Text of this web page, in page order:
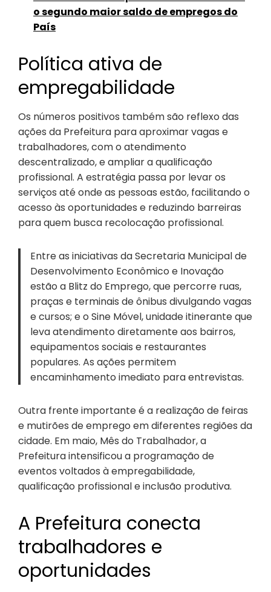
o segundo maior saldo de empregos do
País
Política ativa de
empregabilidade
Os números positivos também são reflexo das
ações da Prefeitura para aproximar vagas e
trabalhadores, com o atendimento
descentralizado, e ampliar a qualificação
profissional. A estratégia passa por levar os
serviços até onde as pessoas estão, facilitando o
acesso às oportunidades e reduzindo barreiras
para quem busca recolocação profissional.
Entre as iniciativas da Secretaria Municipal de
Desenvolvimento Econômico e Inovação
estão a Blitz do Emprego, que percorre ruas,
praças e terminais de ônibus divulgando vagas
e cursos; e o Sine Móvel, unidade itinerante que
leva atendimento diretamente aos bairros,
equipamentos sociais e restaurantes
populares. As ações permitem
encaminhamento imediato para entrevistas.
Outra frente importante é a realização de feiras
e mutirões de emprego em diferentes regiões da
cidade. Em maio, Mês do Trabalhador, a
Prefeitura intensificou a programação de
eventos voltados à empregabilidade,
qualificação profissional e inclusão produtiva.
A Prefeitura conecta
trabalhadores e
oportunidades